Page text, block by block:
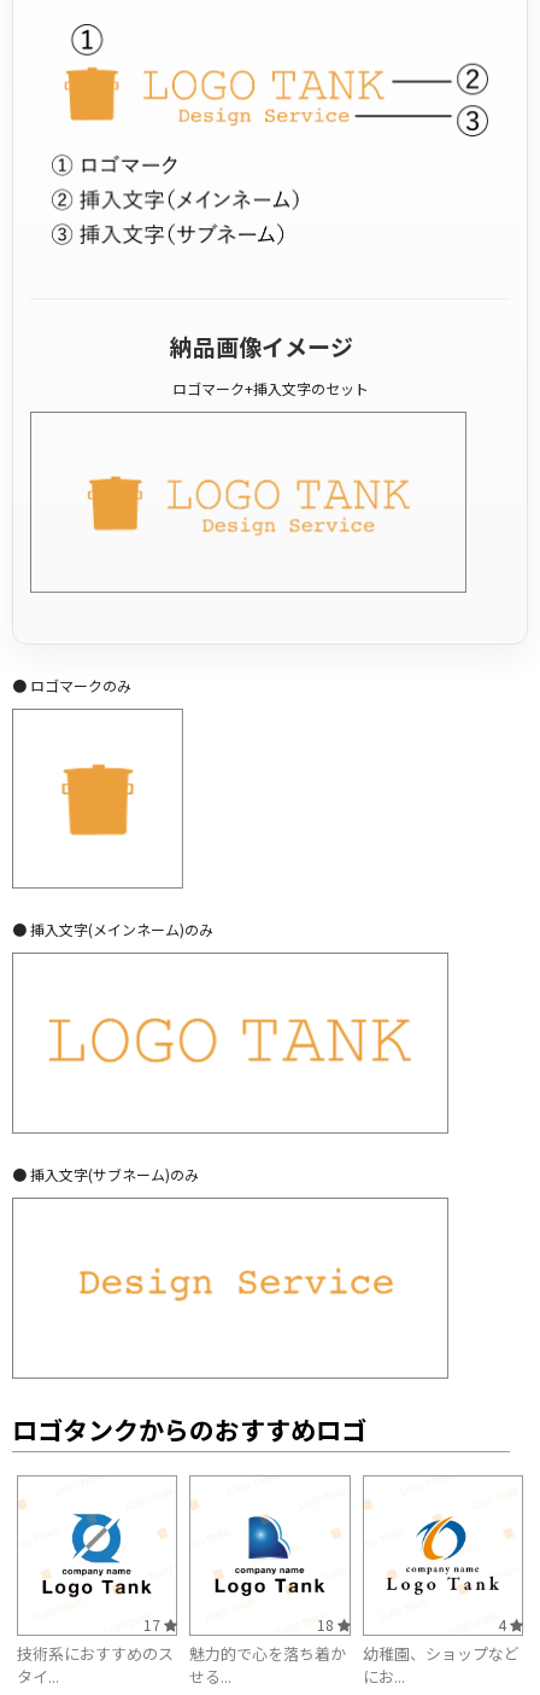
納品画像イメージ
ロゴマーク+挿入文字のセット
● ロゴマークのみ
● 挿入文字(メインネーム)のみ
● 挿入文字(サブネーム)のみ
ロゴタンクからのおすすめロゴ
17
技術系におすすめのス
タイ...
18
魅力的で心を落ち着か
せる...
4
幼稚園、ショップなど
にお...